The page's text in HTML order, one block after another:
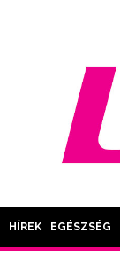
HÍREK EGÉSZSÉG